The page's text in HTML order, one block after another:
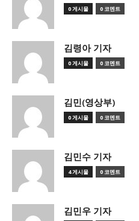
0 게시물 0 코멘트
김령아 기자
0 게시물 0 코멘트
김민(영상부)
0 게시물 0 코멘트
김민수 기자
4 게시물 0 코멘트
김민우 기자